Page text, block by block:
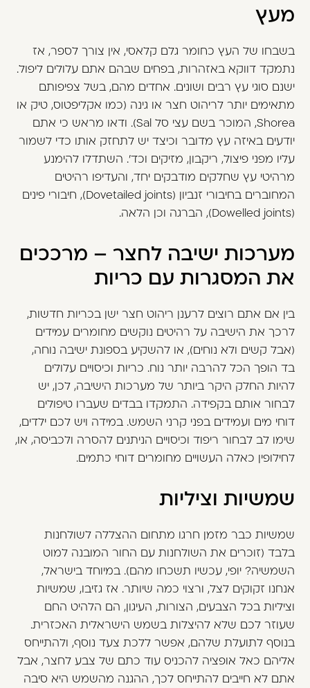
מעץ
בשבחו של העץ כחומר גלם קלאסי, אין צורך לספר, אז
נתמקד דווקא באזהרות, בפחים שבהם אתם עלולים ליפול.
ישנם סוגי עץ רבים ושונים. אחדים מהם, בשל צפיפותם
מתאימים יותר לריהוט חצר או גינה (כמו אקליפטוס, טיק או
Shorea, המוכר בשם עצי סל Sal). ודאו מראש כי אתם
יודעים באיזה עץ מדובר וכיצד יש לתחזק אותו כדי לשמור
עליו מפני פיצול, ריקבון, מזיקים וכד'. השתדלו להימנע
מרהיטי עץ שחלקים מודבקים יחד, והעדיפו רהיטים
המחוברים בחיבורי זנביון (Dovetailed joints), חיבורי פינים
(Dowelled joints), הברגה וכן הלאה.
מערכות ישיבה לחצר – מרככים
את המסגרות עם כריות
בין אם אתם רוצים לרענן ריהוט חצר ישן בכריות חדשות,
לרכך את הישיבה על רהיטים נוקשים מחומרים עמידים
(אבל קשים ולא נוחים), או להשקיע בספונת ישיבה נוחה,
בד הופך הכל להרבה יותר נוח. כריות וכיסויים עלולים
להיות החלק היקר ביותר של מערכות הישיבה, לכן, יש
לבחור אותם בקפידה. התמקדו בבדים שעברו טיפולים
דוחי מים ועמידים בפני קרני השמש. במידה ויש לכם ילדים,
שימו לב לבחור ריפוד וכיסויים הניתנים להסרה ולכביסה, או,
לחילופין כאלה העשויים מחומרים דוחי כתמים.
שמשיות וציליות
שמשיותכבר מזמן חרגו מתחום ההצללה לשולחנות
בלבד (זוכרים את השולחנות עם החור המובנה למוט
השמשיה? יופי, עכשיו תשכחו מהם). במיוחד בישראל,
אנחנו זקוקים לצל, ורצוי כמה שיותר. אז גזיבו, שמשיות
וציליות בכל הצבעים, הצורות, העיגון, הם הלהיט החם
שעוזר לכם שלא להיצלות בשמש הישראלית האכזרית.
בנוסף לתועלת שלהם, אפשר ללכת צעד נוסף, ולהתייחס
אליהם כאל אופציה להכניס עוד כתם של צבע לחצר, אבל
אתם לא חייבים להתייחס לכך, ההגנה מהשמש היא סיבה